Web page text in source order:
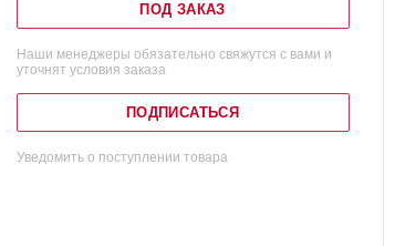
ПОД ЗАКАЗ
Наши менеджеры обязательно свяжутся с вами и
уточнят условия заказа
ПОДПИСАТЬСЯ
Уведомить о поступлении товара